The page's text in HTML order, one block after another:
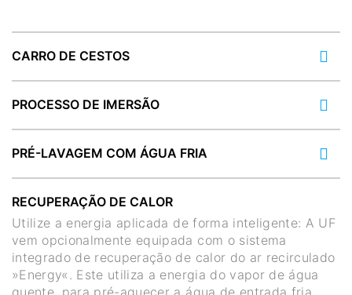
CARRO DE CESTOS
PROCESSO DE IMERSÃO
PRÉ-LAVAGEM COM ÁGUA FRIA
RECUPERAÇÃO DE CALOR
Utilize a energia aplicada de forma inteligente: A UF
vem opcionalmente equipada com o sistema
integrado de recuperação de calor do ar recirculado
»Energy«. Este utiliza a energia do vapor de água
quente, para pré-aquecer a água de entrada fria.